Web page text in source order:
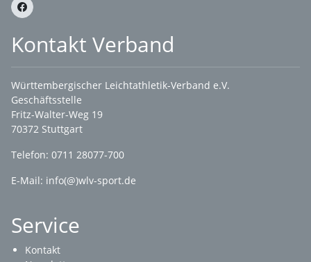
Kontakt Verband
Württembergischer Leichtathletik-Verband e.V.
Geschäftsstelle
Fritz-Walter-Weg 19
70372 Stuttgart
Telefon: 0711 28077-700
E-Mail: info(@)wlv-sport.de
Service
Kontakt